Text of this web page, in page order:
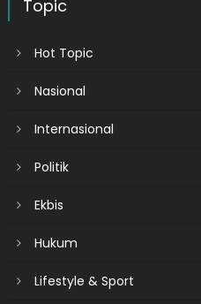
Topic
Hot Topic
Nasional
Internasional
Politik
Ekbis
Hukum
Lifestyle & Sport